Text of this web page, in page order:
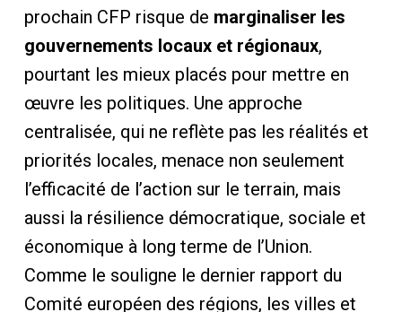
prochain CFP risque de marginaliser les
gouvernements locaux et régionaux,
pourtant les mieux placés pour mettre en
œuvre les politiques. Une approche
centralisée, qui ne reflète pas les réalités et
priorités locales, menace non seulement
l’efficacité de l’action sur le terrain, mais
aussi la résilience démocratique, sociale et
économique à long terme de l’Union.
Comme le souligne le dernier rapport du
Comité européen des régions, les villes et